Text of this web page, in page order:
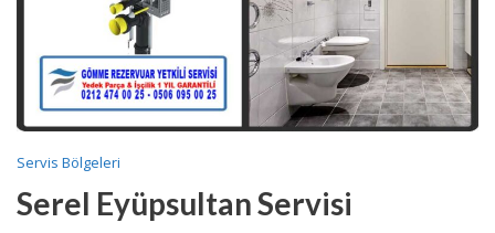
Servis Bölgeleri
Serel Eyüpsultan Servisi